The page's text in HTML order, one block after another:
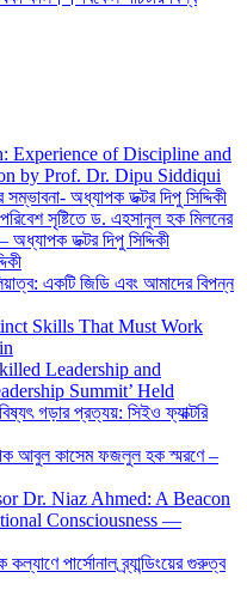
Experience of Discipline and
by Prof. Dr. Dipu Siddiqui
অধ্যাপক ডক্টর দিপু সিদ্দিকী
সৃষ্টিতে ড. এহসানুল হক মিলনের
অধ্যাপক ডক্টর দিপু সিদ্দিকী
একটি জিডি এবং আমাদের বিপন্ন
Skills That Must Work
Leadership and
Summit’ Held
গড়ার প্রত্যয়: সিইও ফ্যাক্টরি
আবুল কাসেম ফজলুল হক স্মরণে –
Dr. Niaz Ahmed: A Beacon
Consciousness —
কল্যাণে পার্সোনাল ব্র্যান্ডিংয়ের গুরুত্ব